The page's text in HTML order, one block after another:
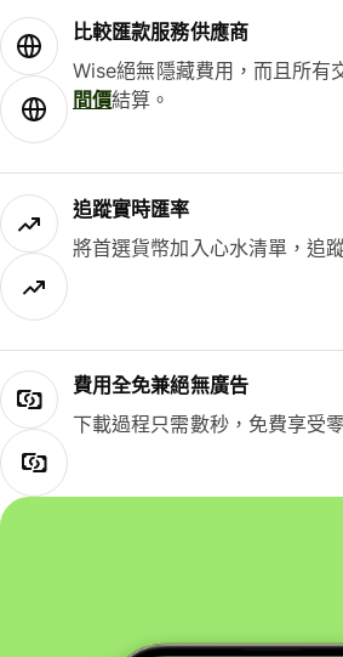
比較匯款服務供應商
Wise絕無隱藏費用，而且所有
間價結算。
追蹤實時匯率
將首選貨幣加入心水清單，追
費用全免兼絕無廣告
下載過程只需數秒，免費享受